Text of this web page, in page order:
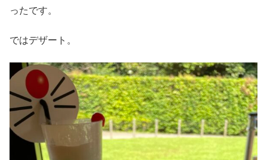
ったです。
ではデザート。